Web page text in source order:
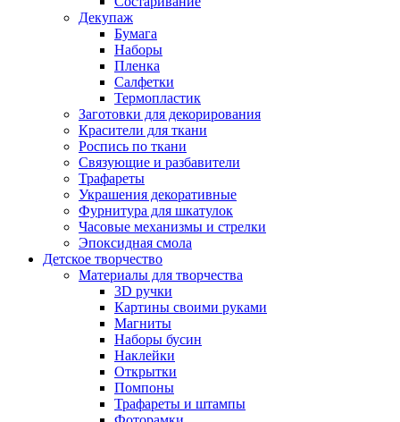
Декупаж
Бумага
Наборы
Пленка
Салфетки
Термопластик
Заготовки для декорирования
Красители для ткани
Роспись по ткани
Связующие и разбавители
Трафареты
Украшения декоративные
Фурнитура для шкатулок
Часовые механизмы и стрелки
Эпоксидная смола
Детское творчество
Материалы для творчества
3D ручки
Картины своими руками
Магниты
Наборы бусин
Наклейки
Открытки
Помпоны
Трафареты и штампы